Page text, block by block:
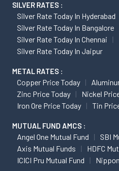
SILVER RATES :
Silver Rate Today In Hyderabad
Silver Rate Today In Bangalore
Silver Rate Today In Chennai
Silver Rate Today In Jaipur
METAL RATES :
Copper Price Today
Zinc Price Today
Nickel
Iron Ore Price Today
Tin
MUTUAL FUND AMCS :
Angel One Mutual Fund
SBI
Axis Mutual Funds
HDFC
ICICI Pru Mutual Fund